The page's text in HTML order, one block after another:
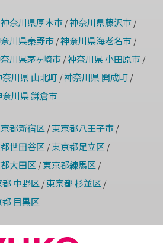
神奈川県厚木市/神奈川県藤沢市/
川県秦野市/神奈川県海老名市/
川県茅ヶ崎市/神奈川県 小田原市/
奈川県 山北町/神奈川県 開成町/
奈川県 鎌倉市
都新宿区 / 東京都八王子市/
世田谷区 / 東京都足立区 /
大田区 / 東京都練馬区 /
都 中野区 / 東京都 杉並区 /
都 目黒区